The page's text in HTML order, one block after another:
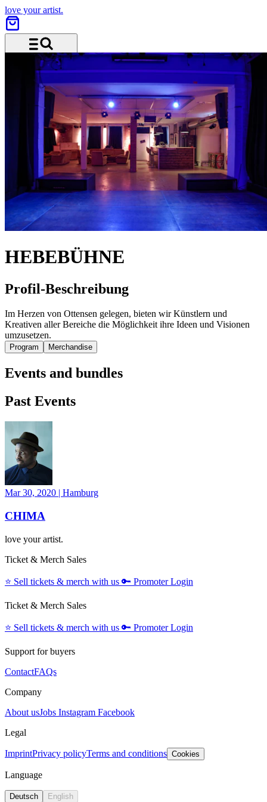
love your artist.
Menu and search
HEBEBÜHNE
Profil-Beschreibung
Im Herzen von Ottensen gelegen, bieten wir Künstlern und
Kreativen aller Bereiche die Möglichkeit ihre Ideen und Visionen
umzusetzen.
Program Merchandise
Events and bundles
Past Events
Mar 30, 2020 | Hamburg
CHIMA
love your artist.
Ticket & Merch Sales
⭐️ Sell tickets & merch with us 🔑 Promoter Login
Ticket & Merch Sales
⭐️ Sell tickets & merch with us 🔑 Promoter Login
Support for buyers
ContactFAQs
Company
About usJobs Instagram Facebook
Legal
ImprintPrivacy policyTerms and conditions Cookies
Language
Deutsch English